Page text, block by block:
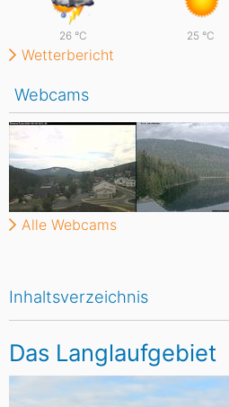
Inhaltsverzeichnis
Das Langlaufgebiet
26 °C 25 °C
Wetterbericht
Webcams
Alle Webcams